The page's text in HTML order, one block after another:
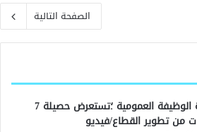
الصفحة التالية
وزيرة الوظيفة العمومية ؛تستعرض حصيلة 7
من تطوير القطاع/فيديو